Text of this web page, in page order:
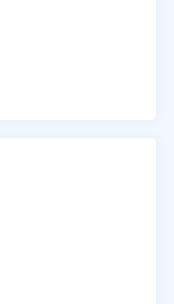
Diakonie &